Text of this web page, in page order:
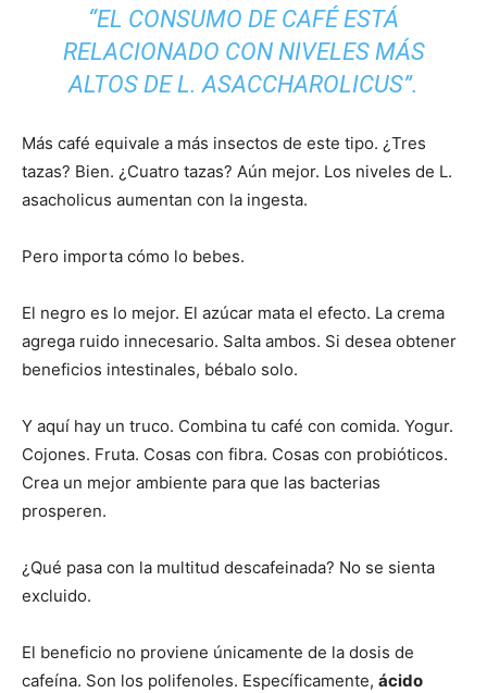
“EL CONSUMO DE CAFÉ ESTÁ
RELACIONADO CON NIVELES MÁS
ALTOS DE L. ASACCHAROLICUS”.
Más café equivale a más insectos de este tipo. ¿Tres
tazas? Bien. ¿Cuatro tazas? Aún mejor. Los niveles de L.
asacholicus aumentan con la ingesta.
Pero importa cómo lo bebes.
El negro es lo mejor. El azúcar mata el efecto. La crema
agrega ruido innecesario. Salta ambos. Si desea obtener
beneficios intestinales, bébalo solo.
Y aquí hay un truco. Combina tu café con comida. Yogur.
Cojones. Fruta. Cosas con fibra. Cosas con probióticos.
Crea un mejor ambiente para que las bacterias
prosperen.
¿Qué pasa con la multitud descafeinada? No se sienta
excluido.
El beneficio no proviene únicamente de la dosis de
cafeína. Son los polifenoles. Específicamente, ácido